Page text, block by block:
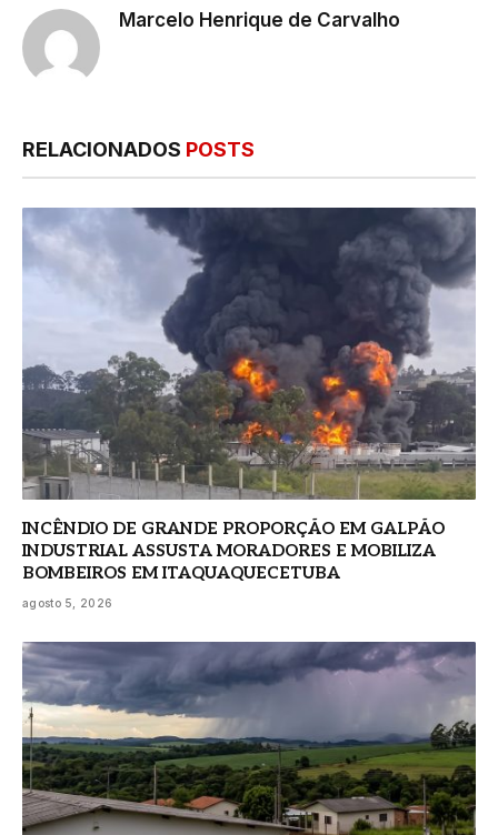
Marcelo Henrique de Carvalho
RELACIONADOS POSTS
INCÊNDIO DE GRANDE PROPORÇÃO EM GALPÃO
INDUSTRIAL ASSUSTA MORADORES E MOBILIZA
BOMBEIROS EM ITAQUAQUECETUBA
agosto 5, 2026